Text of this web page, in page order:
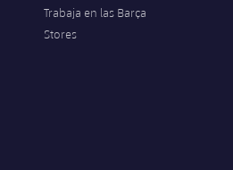
Trabaja en las Barça
Stores